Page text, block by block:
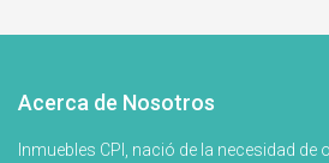
Acerca de Nosotros
Inmuebles CPI, nació de la necesidad de